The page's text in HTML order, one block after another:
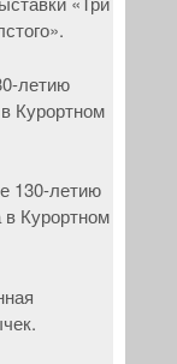
летию
Курортном